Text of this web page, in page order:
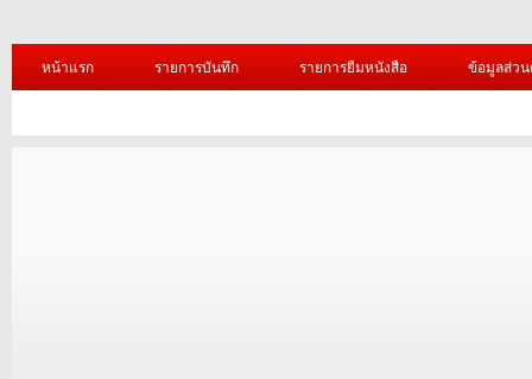
หน้าแรก รายการบันทึก รายการยืมหนังสือ ข้อมูลส่ว